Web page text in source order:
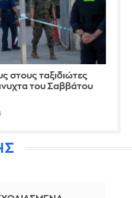
στους ταξιδιώτες
του Σαββάτου